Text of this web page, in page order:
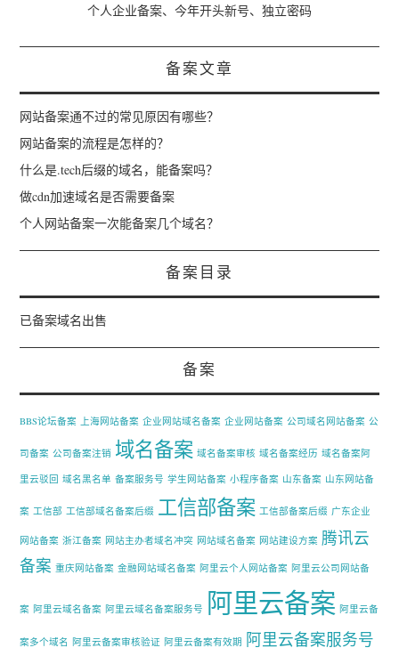
个人企业备案、今年开头新号、独立密码
备案文章
网站备案通不过的常见原因有哪些？
网站备案的流程是怎样的？
什么是.tech后缀的域名，能备案吗？
做cdn加速域名是否需要备案
个人网站备案一次能备案几个域名？
备案目录
已备案域名出售
备案
BBS论坛备案 上海网站备案 企业网站域名备案 企业网站备案 公司域名网站备案 公
司备案 公司备案注销 域名备案 域名备案审核 域名备案经历 域名备案阿
里云驳回 域名黑名单 备案服务号 学生网站备案 小程序备案 山东备案 山东网站备
案 工信部 工信部域名备案后缀 工信部备案 工信部备案后缀 广东企业
网站备案 浙江备案 网站主办者域名冲突 网站域名备案 网站建设方案 腾讯云
备案 重庆网站备案 金融网站域名备案 阿里云个人网站备案 阿里云公司网站备
案 阿里云域名备案 阿里云域名备案服务号 阿里云备案 阿里云备
案多个域名 阿里云备案审核验证 阿里云备案有效期 阿里云备案服务号